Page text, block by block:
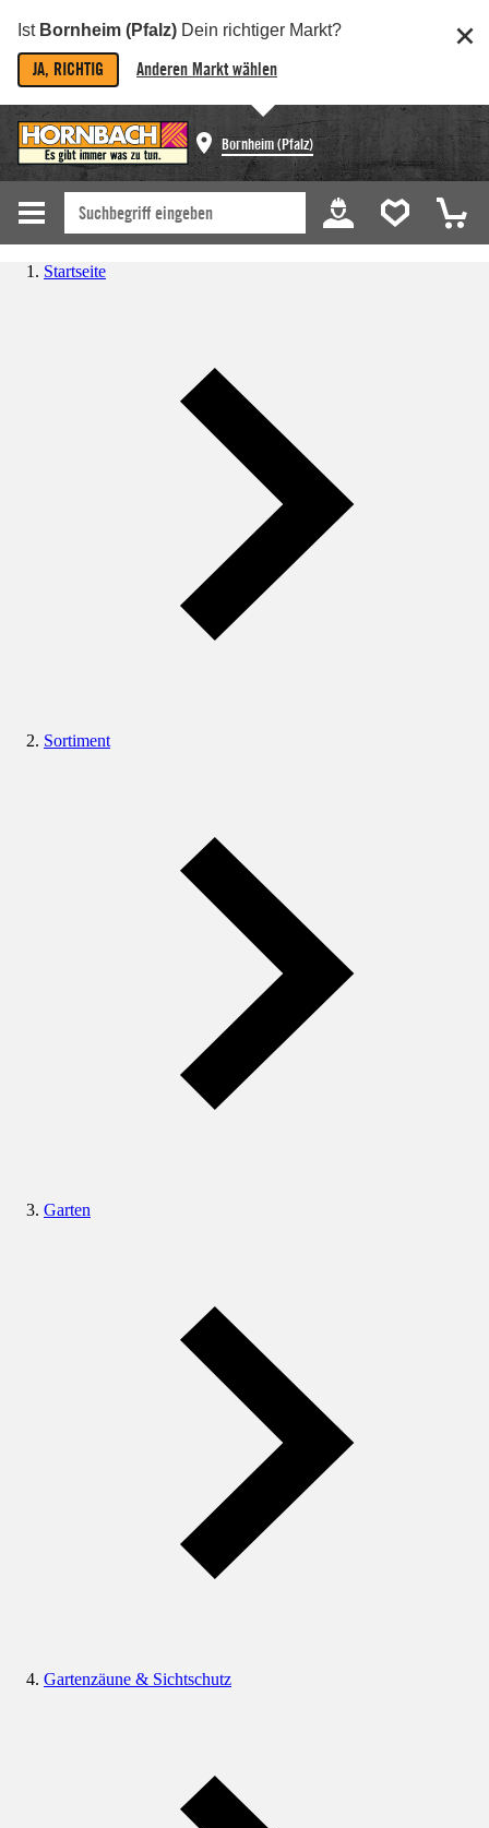
Ist Bornheim (Pfalz) Dein richtiger Markt?
JA, RICHTIG Anderen Markt wählen
Bornheim (Pfalz)
Startseite
Sortiment
Garten
Gartenzäune & Sichtschutz